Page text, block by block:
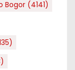
Bogor (4141)